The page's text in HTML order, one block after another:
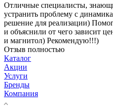
Отличные специалисты,
устранить проблему с
решение для реализации)
и объяснили от чего зависит
и магнитол) Рекомендую!!!)
Отзыв полностью
Каталог
Акции
Услуги
Бренды
Компания